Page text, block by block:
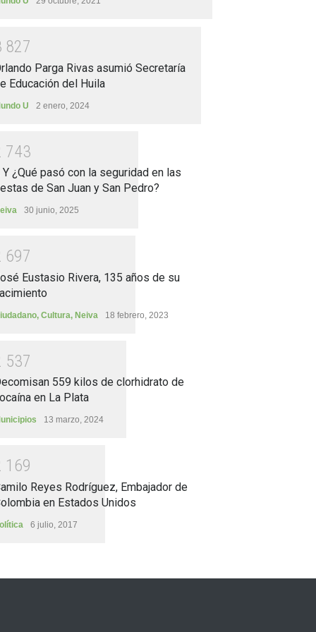
827
Parga Rivas asumió Secretaría
Educación del Huila
U 2 enero, 2024
743
Y ¿Qué pasó con la seguridad en las
de San Juan y San Pedro?
30 junio, 2025
697
Eustasio Rivera, 135 años de su
, Cultura, Neiva 18 febrero, 2023
537
559 kilos de clorhidrato de
en La Plata
13 marzo, 2024
1 69
Reyes Rodríguez, Embajador de
en Estados Unidos
6 julio, 2017